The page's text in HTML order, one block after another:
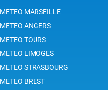
METEO MARSEILLE
METEO ANGERS
METEO TOURS
METEO LIMOGES
METEO STRASBOURG
METEO BREST